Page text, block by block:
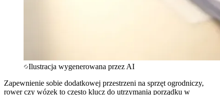
Ilustracja wygenerowana przez AI
Zapewnienie sobie dodatkowej przestrzeni na sprzęt ogrodniczy,
rower czy wózek to często klucz do utrzymania porządku w